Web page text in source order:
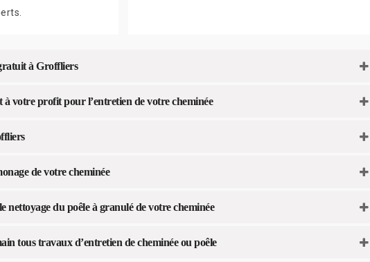
à Groffliers
votre profit pour l’entretien de votre cheminée
de votre cheminée
du poêle à granulé de votre cheminée
tous travaux d’entretien de cheminée ou poêle